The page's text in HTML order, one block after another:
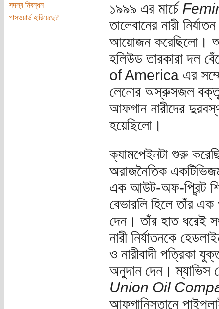
সদস্য নিবন্ধন
পাসওয়ার্ড হারিয়েছে?
১৯৯৯ এর মার্চে
তালেবানের নারী
আয়োজন
হলিউড তারকারা দল
of America এর
লেনোর অস্রুসজল
আফগান নারীদের
হয়েছিলো।
ক্যামপেইনটা শুরু
অরাজনৈতিক
এক আউট-অফ-প্রিন্ট
বেভারলি হিলে তাঁর
দেন। তাঁর হাত ধরেই
নারী নির্যাতনকে
ও নারীবাদী পত্রিকা
অনুদান দেন। ম্যাভিস
Union Oil
আফগানিস্তানে